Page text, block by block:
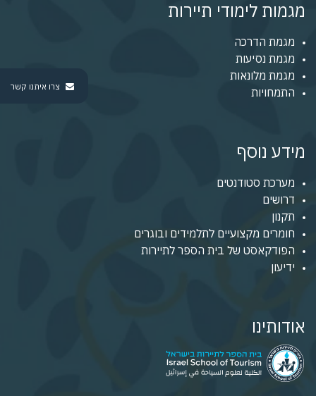
צרו איתנו קשר
מגמות לימודי תיירות
מגמת הדרכה
מגמת נסיעות
מגמת מלונאות
התמחויות
מידע נוסף
מערכת סטודנטים
דרושים
תקנון
חומרים מקצועיים לתלמידים ובוגרים
הפודקאסט של בית הספר לתיירות
ידיעון
אודותינו